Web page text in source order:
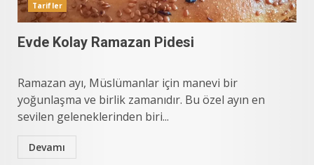
Tarifler
Evde Kolay Ramazan Pidesi
Ramazan ayı, Müslümanlar için manevi bir
yoğunlaşma ve birlik zamanıdır. Bu özel ayın en
sevilen geleneklerinden biri...
Devamı